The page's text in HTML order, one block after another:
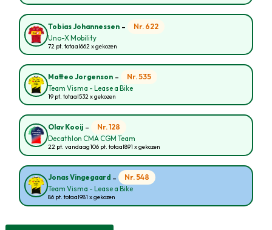
Tobias Johannessen - Nr. 622
Uno-X Mobility
72 pt. totaal662 x gekozen
Matteo Jorgenson - Nr. 535
Team Visma - Lease a Bike
19 pt. totaal532 x gekozen
Olav Kooij - Nr. 128
Decathlon CMA CGM Team
22 pt. vandaag106 pt. totaal891 x gekozen
Jonas Vingegaard - Nr. 548
Team Visma - Lease a Bike
86 pt. totaal981 x gekozen